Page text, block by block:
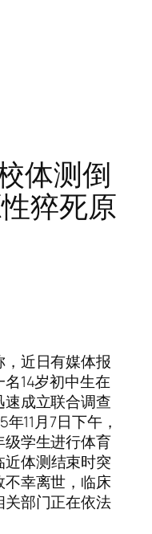
体测倒
猝死原
近日有媒体报
14岁初中生在
成立联合调查
11月7日下午，
学生进行体育
近体测结束时突
幸离世，临床
部门正在依法